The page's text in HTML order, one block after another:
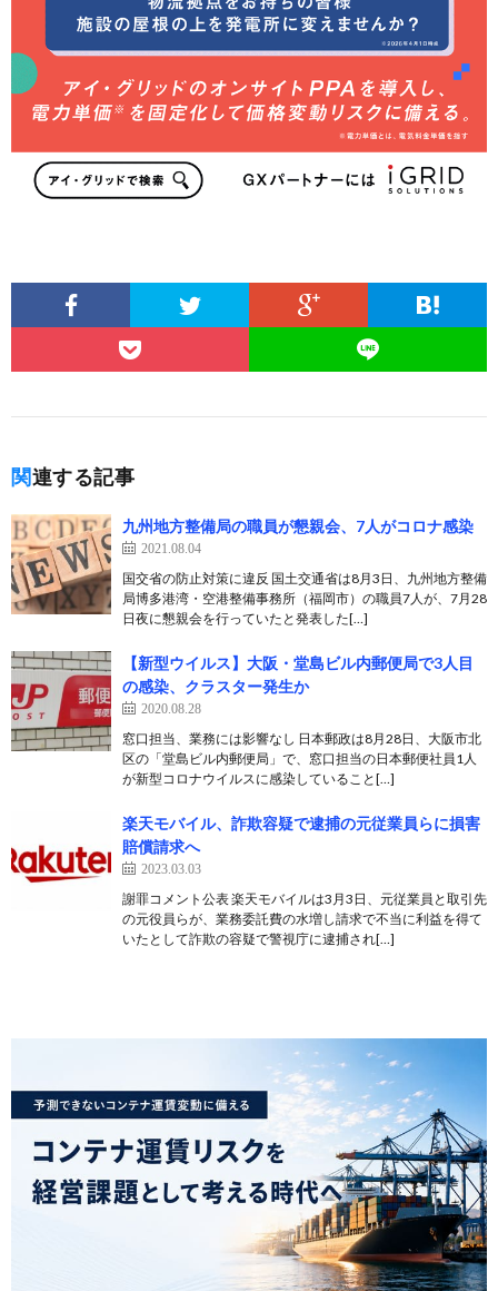
関連する記事
九州地方整備局の職員が懇親会、7人がコロナ感染
2021.08.04
国交省の防止対策に違反 国土交通省は8月3日、九州地方整備
局博多港湾・空港整備事務所（福岡市）の職員7人が、7月28
日夜に懇親会を行っていたと発表した[…]
【新型ウイルス】大阪・堂島ビル内郵便局で3人目
の感染、クラスター発生か
2020.08.28
窓口担当、業務には影響なし 日本郵政は8月28日、大阪市北
区の「堂島ビル内郵便局」で、窓口担当の日本郵便社員1人
が新型コロナウイルスに感染していること[…]
楽天モバイル、詐欺容疑で逮捕の元従業員らに損害
賠償請求へ
2023.03.03
謝罪コメント公表 楽天モバイルは3月3日、元従業員と取引先
の元役員らが、業務委託費の水増し請求で不当に利益を得て
いたとして詐欺の容疑で警視庁に逮捕され[…]